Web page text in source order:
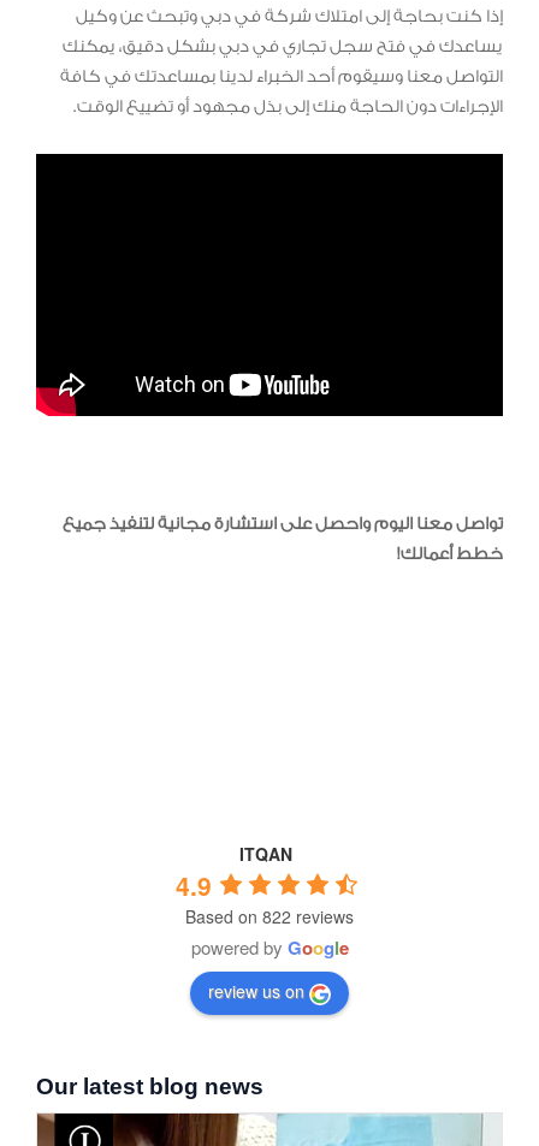
إذا كنت بحاجة إلى امتلاك شركة في دبي وتبحث عن وكيل
يساعدك في فتح سجل تجاري في دبي بشكل دقيق، يمكنك
التواصل معنا وسيقوم أحد الخبراء لدينا بمساعدتك في كافة
الإجراءات دون الحاجة منك إلى بذل مجهود أو تضييع الوقت.
تواصل معنا اليوم واحصل على استشارة مجانية لتنفيذ جميع
خطط أعمالك!
ITQAN
4.9
Based on 822 reviews
powered by Google
review us on
Our latest blog news